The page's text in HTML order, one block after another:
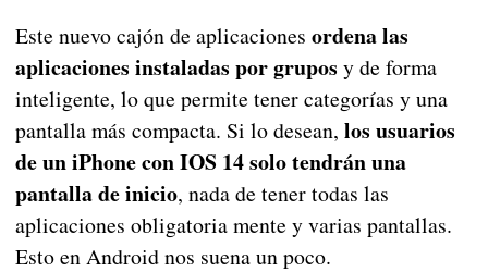
Este nuevo cajón de aplicaciones ordena las
aplicaciones instaladas por grupos y de forma
inteligente, lo que permite tener categorías y una
pantalla más compacta. Si lo desean, los usuarios
de un iPhone con IOS 14 solo tendrán una
pantalla de inicio, nada de tener todas las
aplicaciones obligatoria mente y varias pantallas.
Esto en Android nos suena un poco.